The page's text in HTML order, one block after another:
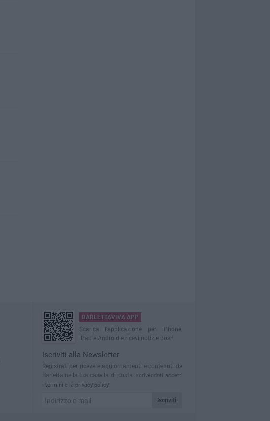
BARLETTAVIVA APP
Scarica l'applicazione per iPhone,
iPad e Android e ricevi notizie push
Iscriviti alla Newsletter
Registrati per ricevere aggiornamenti e contenuti da
Barletta nella tua casella di posta Iscrivendoti accetti
i termini e la privacy policy
Iscriviti